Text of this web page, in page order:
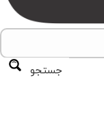
جستجو